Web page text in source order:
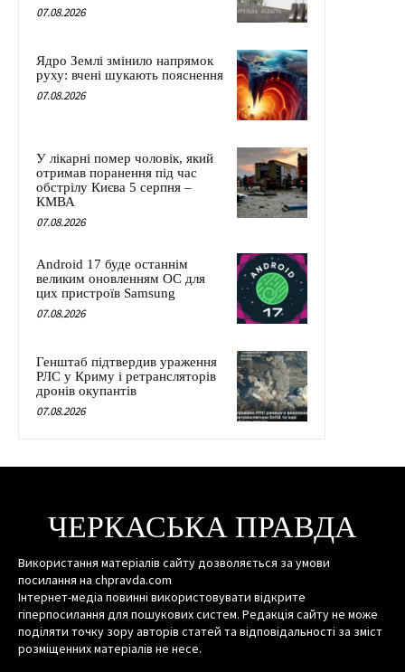
07.08.2026
Ядро Землі змінило напрямок
руху: вчені шукають пояснення
07.08.2026
У лікарні помер чоловік, який
отримав поранення під час
обстрілу Києва 5 серпня –
КМВА
07.08.2026
Android 17 буде останнім
великим оновленням ОС для
цих пристроїв Samsung
07.08.2026
Генштаб підтвердив ураження
РЛС у Криму і ретрансляторів
дронів окупантів
07.08.2026
ЧЕРКАСЬКА ПРАВДА
Використання матеріалів сайту дозволяється за умови
посилання на chpravda.com
Інтернет-медіа повинні використовувати відкрите
гіперпосилання для пошукових систем. Редакція сайту не може
поділяти точку зору авторів статей та відповідальності за зміст
розміщенних матеріалів не несе.